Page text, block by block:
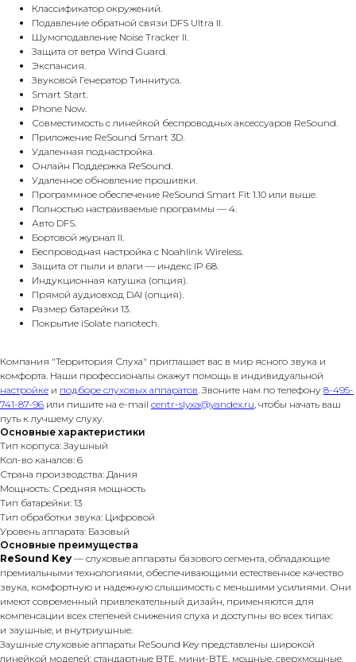
Классификатор окружений.
Подавление обратной связи DFS Ultra II.
Шумоподавление Noise Tracker II.
Защита от ветра Wind Guard.
Экспансия.
Звуковой Генератор Тиннитуса.
Smart Start.
Phone Now.
Совместимость с линейкой беспроводных аксессуаров ReSound.
Приложение ReSound Smart 3D.
Удаленная поднастройка.
Онлайн Поддержка ReSound.
Удаленное обновление прошивки.
Программное обеспечение ReSound Smart Fit 1.10 или выше.
Полностью настраиваемые программы — 4.
Авто DFS.
Бортовой журнал II.
Беспроводная настройка с Noahlink Wireless.
Защита от пыли и влаги — индекс IP 68.
Индукционная катушка (опция).
Прямой аудиовход DAI (опция).
Размер батарейки 13.
Покрытие iSolate nanotech.
Компания "Территория Слуха" приглашает вас в мир ясного звука и
комфорта. Наши профессионалы окажут помощь в индивидуальной
настройке и подборе слуховых аппаратов. Звоните нам по телефону 8-495-
741-87-96 или пишите на e-mail centr-slyxa@yandex.ru, чтобы начать ваш
путь к лучшему слуху.
Основные характеристики
Тип корпуса: Заушный
Кол-во каналов: 6
Страна производства: Дания
Мощность: Средняя мощность
Тип батарейки: 13
Тип обработки звука: Цифровой
Уровень аппарата: Базовый
Основные преимущества
ReSound Key — слуховые аппараты базового сегмента, обладающие
премиальными технологиями, обеспечивающими естественное качество
звука, комфортную и надежную слышимость с меньшими усилиями. Они
имеют современный привлекательный дизайн, применяются для
компенсации всех степеней снижения слуха и доступны во всех типах:
и заушные, и внутриушные.
Заушные слуховые аппараты ReSound Key представлены широкой
линейкой моделей: стандартные BTE, мини-BTE, мощные, сверхмощные,